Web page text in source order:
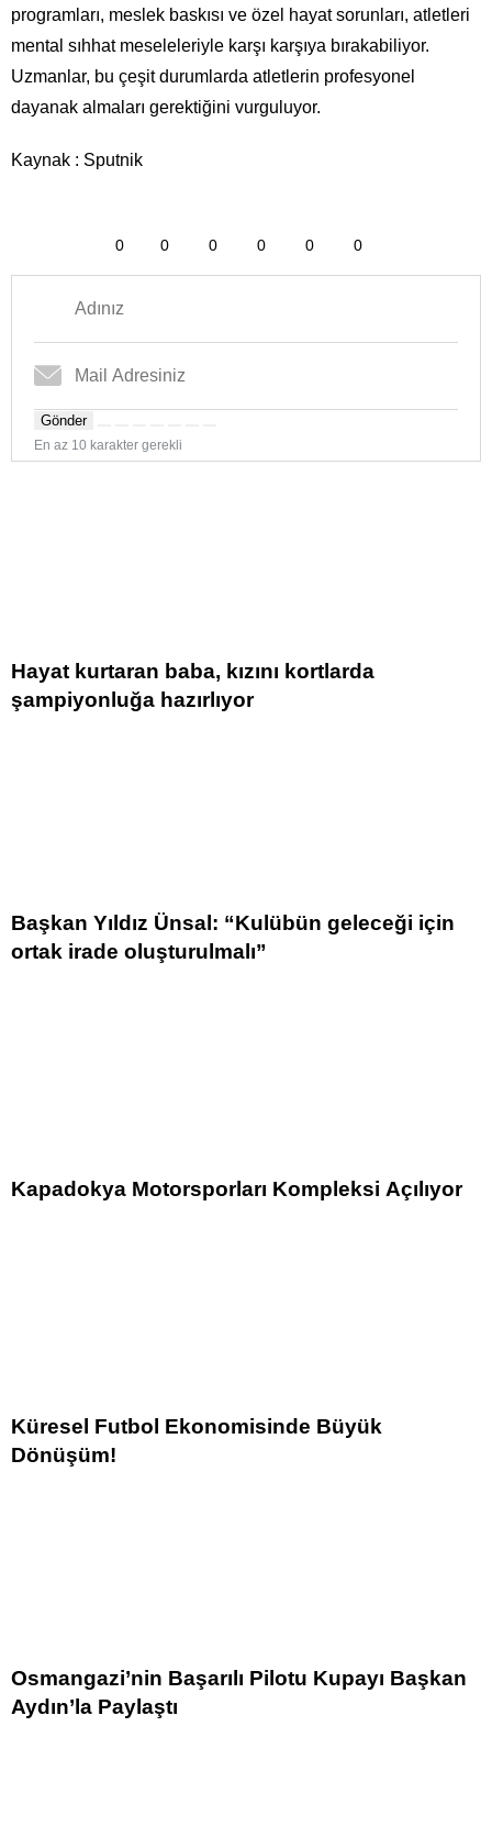
programları, meslek baskısı ve özel hayat sorunları, atletleri
mental sıhhat meseleleriyle karşı karşıya bırakabiliyor.
Uzmanlar, bu çeşit durumlarda atletlerin profesyonel
dayanak almaları gerektiğini vurguluyor.
Kaynak : Sputnik
0 0 0 0 0 0
Gönder
En az 10 karakter gerekli
Hayat kurtaran baba, kızını kortlarda
şampiyonluğa hazırlıyor
Başkan Yıldız Ünsal: “Kulübün geleceği için
ortak irade oluşturulmalı”
Kapadokya Motorsporları Kompleksi Açılıyor
Küresel Futbol Ekonomisinde Büyük
Dönüşüm!
Osmangazi’nin Başarılı Pilotu Kupayı Başkan
Aydın’la Paylaştı